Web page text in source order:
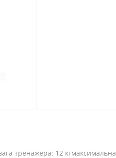
тренажера: 12